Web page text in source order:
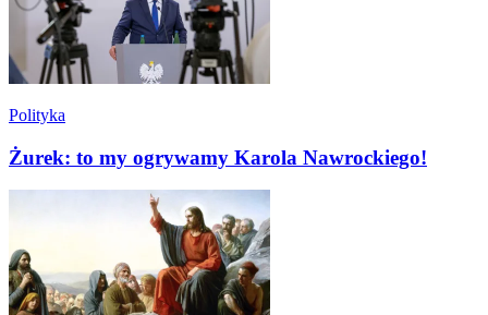
Polityka
Żurek: to my ogrywamy Karola Nawrockiego!